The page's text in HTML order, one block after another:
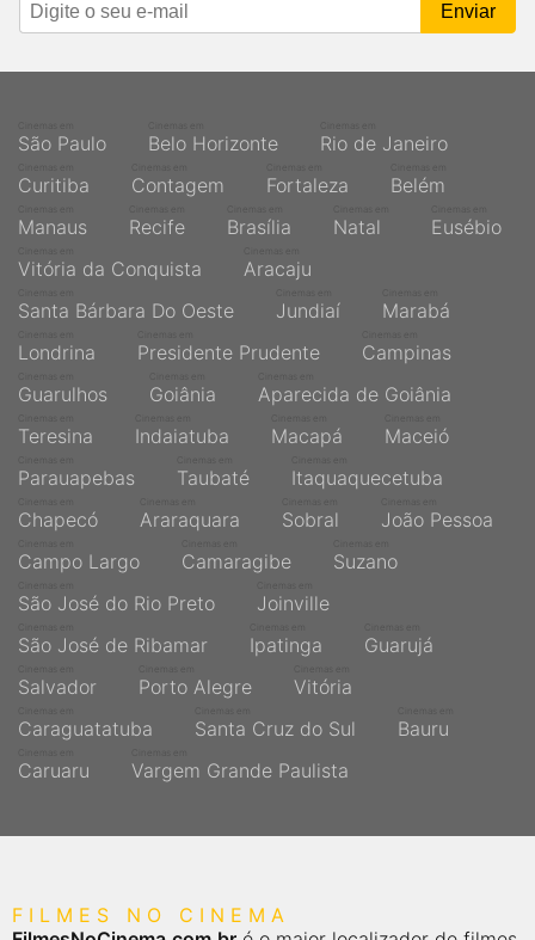
São Paulo Belo Horizonte Rio de Janeiro
Curitiba Contagem Fortaleza Belém
Manaus Recife Brasília Natal Eusébio
Vitória da Conquista Aracaju
Santa Bárbara Do Oeste Jundiaí Marabá
Londrina Presidente Prudente Campinas
Guarulhos Goiânia Aparecida de Goiânia
Teresina Indaiatuba Macapá Maceió
Parauapebas Taubaté Itaquaquecetuba
Chapecó Araraquara Sobral João Pessoa
Campo Largo Camaragibe Suzano
São José do Rio Preto Joinville
São José de Ribamar Ipatinga Guarujá
Salvador Porto Alegre Vitória
Caraguatatuba Santa Cruz do Sul Bauru
Caruaru Vargem Grande Paulista
FILMES NO CINEMA